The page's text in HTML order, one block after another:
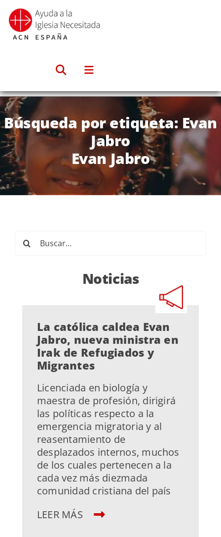
Saltar
contenido
Búsqueda por etiqueta: Evan
Jabro
Evan Jabro
Noticias
La católica caldea Evan
Jabro, nueva ministra en
Irak de Refugiados y
Migrantes
Licenciada en biología y
maestra de profesión, dirigirá
las políticas respecto a la
emergencia migratoria y al
reasentamiento de
desplazados internos, muchos
de los cuales pertenecen a la
cada vez más diezmada
comunidad cristiana del país
LEER MÁS